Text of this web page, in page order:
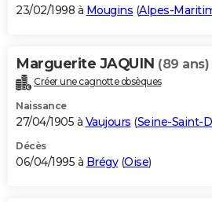
23/02/1998 à Mougins (Alpes-
Marguerite JAQUIN (89 ans)
Créer une cagnotte obsèques
Naissance
27/04/1905 à Vaujours (Seine-Saint-
Décès
06/04/1995 à Brégy(Oise)